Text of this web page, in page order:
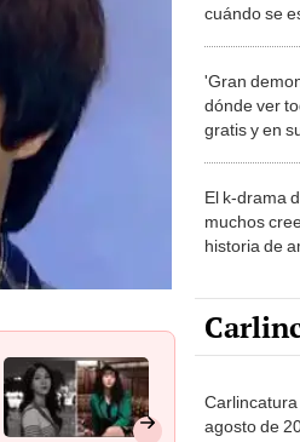
cuándo se
'Gran
dónde ver
gratis y en
El k-drama
muchos
historia de
agosto de